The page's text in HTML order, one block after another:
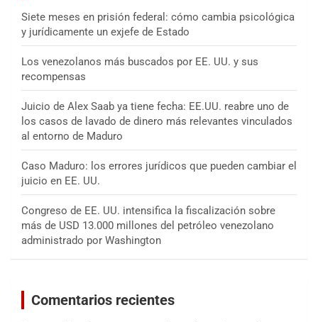
Siete meses en prisión federal: cómo cambia psicológica
y jurídicamente un exjefe de Estado
Los venezolanos más buscados por EE. UU. y sus
recompensas
Juicio de Alex Saab ya tiene fecha: EE.UU. reabre uno de
los casos de lavado de dinero más relevantes vinculados
al entorno de Maduro
Caso Maduro: los errores jurídicos que pueden cambiar el
juicio en EE. UU.
Congreso de EE. UU. intensifica la fiscalización sobre
más de USD 13.000 millones del petróleo venezolano
administrado por Washington
Comentarios recientes